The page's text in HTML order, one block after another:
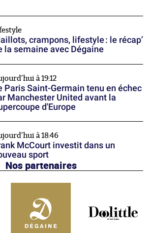
crampons, lifestyle : le récap’
la semaine avec Dégaine
à 19:12
Paris Saint-Germain tenu en échec
Manchester United avant la
d'Europe
à 18:46
McCourt investit dans un
sport
Nos partenaires